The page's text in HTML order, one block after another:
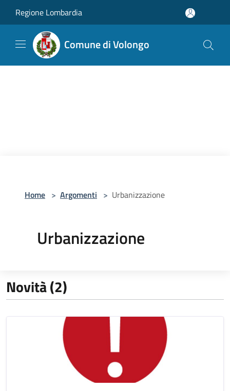
Regione Lombardia
Comune di Volongo
Home > Argomenti > Urbanizzazione
Urbanizzazione
Novità (2)